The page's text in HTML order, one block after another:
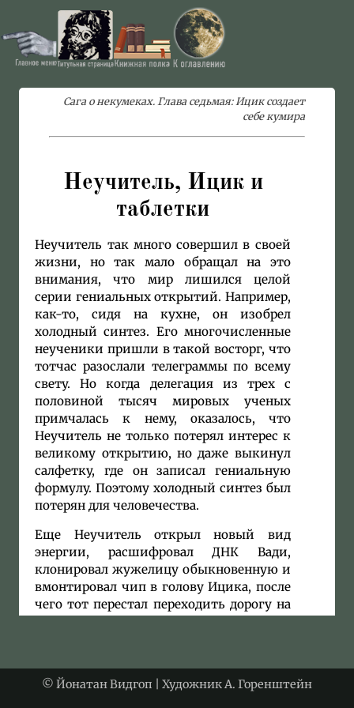
© Йонатан Видгоп | Художник А. Горенштейн
Сага о некумеках. Глава седьмая: Ицик создает
себе кумира
Неучитель, Ицик и
таблетки
Неучитель так много совершил в своей
жизни, но так мало обращал на это
внимания, что мир лишился целой
серии гениальных открытий. Например,
как-то, сидя на кухне, он изобрел
холодный синтез. Его многочисленные
неученики пришли в такой восторг, что
тотчас разослали телеграммы по всему
свету. Но когда делегация из трех с
половиной тысяч мировых ученых
примчалась к нему, оказалось, что
Неучитель не только потерял интерес к
великому открытию, но даже выкинул
салфетку, где он записал гениальную
формулу. Поэтому холодный синтез был
потерян для человечества.
Еще Неучитель открыл новый вид
энергии, расшифровал ДНК Вади,
клонировал жужелицу обыкновенную и
вмонтировал чип в голову Ицика, после
чего тот перестал переходить дорогу на
известно, было много болезней.
Бестолковые врачи только руками